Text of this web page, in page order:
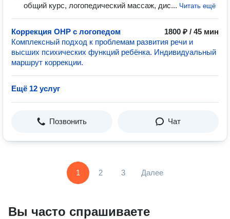
общий курс, логопедический массаж, дис... Читать ещё
Коррекция ОНР с логопедом
1800 ₽ / 45 мин
Комплексный подход к проблемам развития речи и
высших психических функций ребёнка. Индивидуальный
маршрут коррекции.
Ещё 12 услуг
Позвонить Чат
1 2 3 Далее
Вы часто спрашиваете